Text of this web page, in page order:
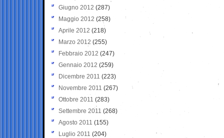
Giugno 2012 (287)
Maggio 2012 (258)
Aprile 2012 (218)
Marzo 2012 (255)
Febbraio 2012 (247)
Gennaio 2012 (259)
Dicembre 2011 (223)
Novembre 2011 (267)
Ottobre 2011 (283)
Settembre 2011 (268)
Agosto 2011 (155)
Luglio 2011 (204)